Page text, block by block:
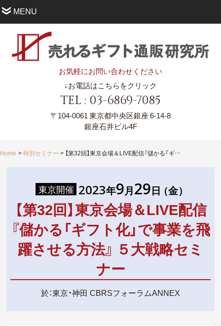
MENU
お気軽にお問い合わせください
↓お電話はこちらをクリック
TEL : 03-6869-7085
〒104-0061東京都中央区銀座 6-14-8
銀座石井ビル4F
Home 特別セミナー 【第32回】東京会場＆LIVE配信『儲かる「ギフト化」で事業を飛躍させる方法』 ５大戦略セミナー
東京開催 2023年9月29日（金）
【第32回】東京会場＆LIVE配信
『儲かる「ギフト化」で事業を飛
躍させる方法』 ５大戦略セミ
ナー
於：東京・神田 CBRSフォーラムANNEX